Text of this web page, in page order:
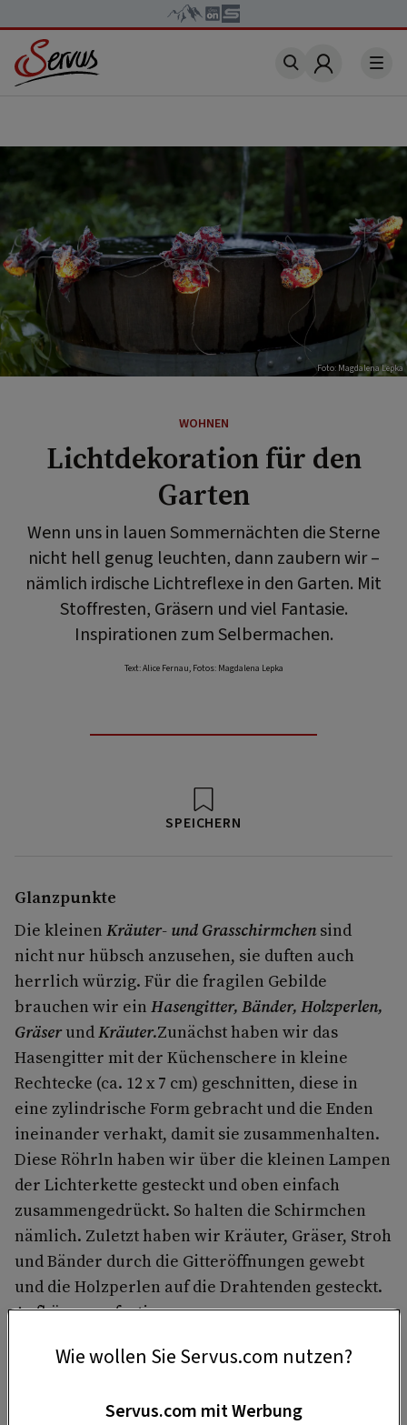
Account
Foto: Magdalena Lepka
WOHNEN
Lichtdekoration für den
Garten
Wenn uns in lauen Sommernächten die Sterne
nicht hell genug leuchten, dann zaubern wir –
nämlich irdische Lichtreflexe in den Garten. Mit
Stoffresten, Gräsern und viel Fantasie.
Inspirationen zum Selbermachen.
Text: Alice Fernau, Fotos: Magdalena Lepka
SPEICHERN
Glanzpunkte
Die kleinen Kräuter- und Grasschirmchensind
nicht nur hübsch anzusehen, sie duften auch
herrlich würzig. Für die fragilen Gebilde
brauchen wir ein Hasengitter, Bänder, Holzperlen,
GräserundKräuter.Zunächst haben wir das
Hasengitter mit der Küchenschere in kleine
Rechtecke (ca. 12 x 7 cm) geschnitten, diese in
eine zylindrische Form gebracht und die Enden
ineinander verhakt, damit sie zusammenhalten.
Diese Röhrln haben wir über die kleinen Lampen
der Lichterkette gesteckt und oben einfach
zusammengedrückt. So halten die Schirmchen
nämlich. Zuletzt haben wir Kräuter, Gräser, Stroh
und Bänder durch die Gitteröffnungen gewebt
und die Holzperlen auf die Drahtenden gesteckt.
Aufhängen – fertig.
Wie wollen Sie Servus.com nutzen?
Servus.com mit Werbung